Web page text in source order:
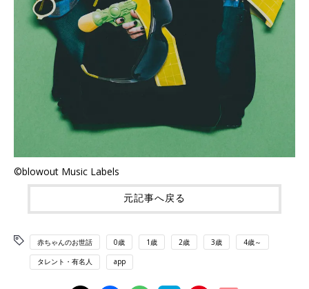
©blowout Music Labels
元記事へ戻る
赤ちゃんのお世話 0歳 1歳 2歳 3歳 4歳～
タレント・有名人 app